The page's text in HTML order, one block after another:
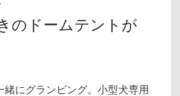
のドームテントが
緒にグランピング。小型犬専用